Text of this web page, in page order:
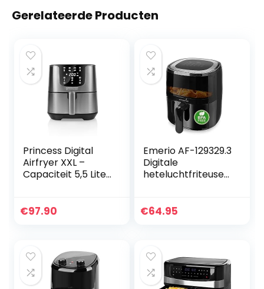
Gerelateerde Producten
Princess Digital
Airfryer XXL –
Capaciteit 5,5 Liter
– 8 programma’s
€97.90
Emerio AF-129329.3
Digitale
heteluchtfriteuse
extra olie, 5 liter
Cool Touch, BPA-
vrij, snelle
opwarming, 1500
€64.95